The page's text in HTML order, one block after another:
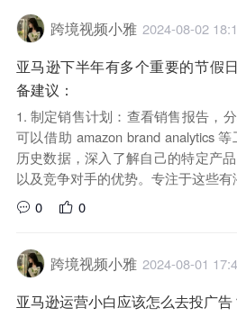
跨境视频小雅 2024-08-02
亚马逊下半年有多个重要的节假
备建议：
1. 制定销售计划：查看销售报告，
可以借助 amazon brand analytics
历史数据，深入了解自己的特定产
以及竞争对手的优势。专注于这些
0
0
跨境视频小雅 2024-08-01
亚马逊运营小白应该怎么去投广